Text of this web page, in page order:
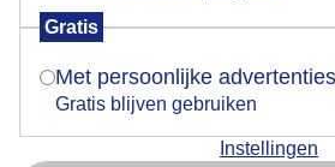
Gratis
Met persoonlijke advertenties
Gratis blijven gebruiken
Instellingen
Is goed, toon de
Nu niet,